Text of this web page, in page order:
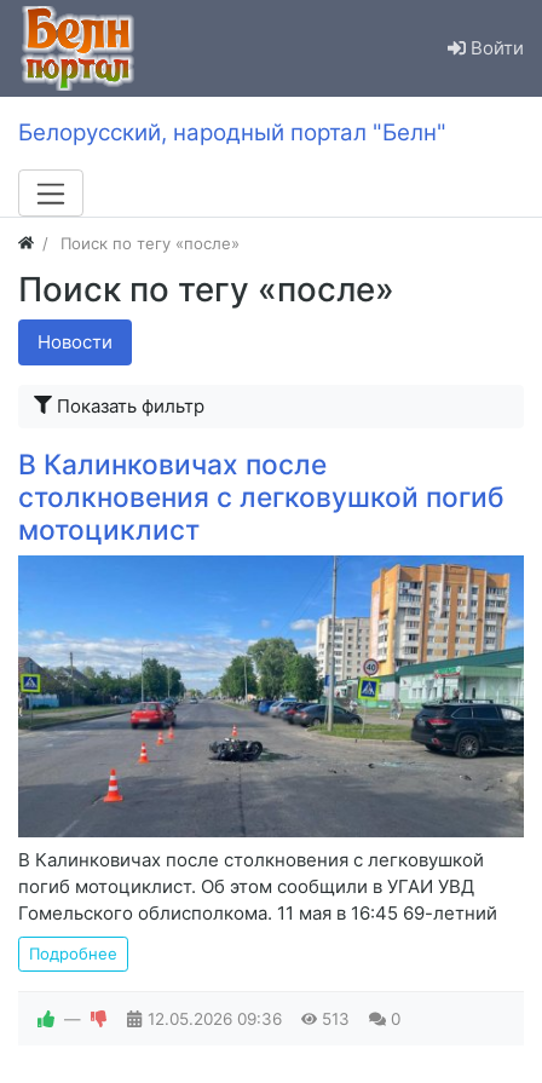
Войти
Белорусский, народный портал "Белн"
Поиск по тегу «после»
Поиск по тегу «после»
Новости
Показать фильтр
В Калинковичах после
столкновения с легковушкой погиб
мотоциклист
В Калинковичах после столкновения с легковушкой
погиб мотоциклист. Об этом сообщили в УГАИ УВД
Гомельского облисполкома. 11 мая в 16:45 69-летний
Подробнее
— 12.05.2026 09:36 513 0